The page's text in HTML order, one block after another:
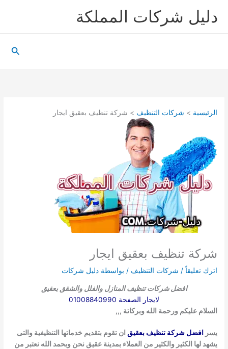
دليل شركات المملكة
الرئيسية شركات التنظيف شركة تنظيف بعقيق ايجار
شركة تنظيف بعقيق ايجار
اترك تعليقاً / شركات التنظيف / بواسطة دليل شركات
افضل شركات تنظيف المنازل والفلل والشققبعقيق
لايجار الصفحة 01008840990
السلام عليكم ورحمة الله وبركاتة ,,,
يسر افضل شركة تنظيف بعقيق ان تقوم بتقديم خدماتها التنظيفية والتى
يشهد لها الكثير والكثير من العملاء بمدينة عقيق نحن وبحمد الله نعتبر من